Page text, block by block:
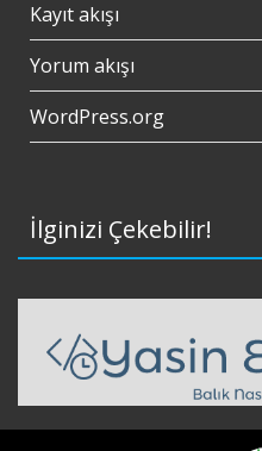
Kayıt akışı
Yorum akışı
WordPress.org
İlginizi Çekebilir!